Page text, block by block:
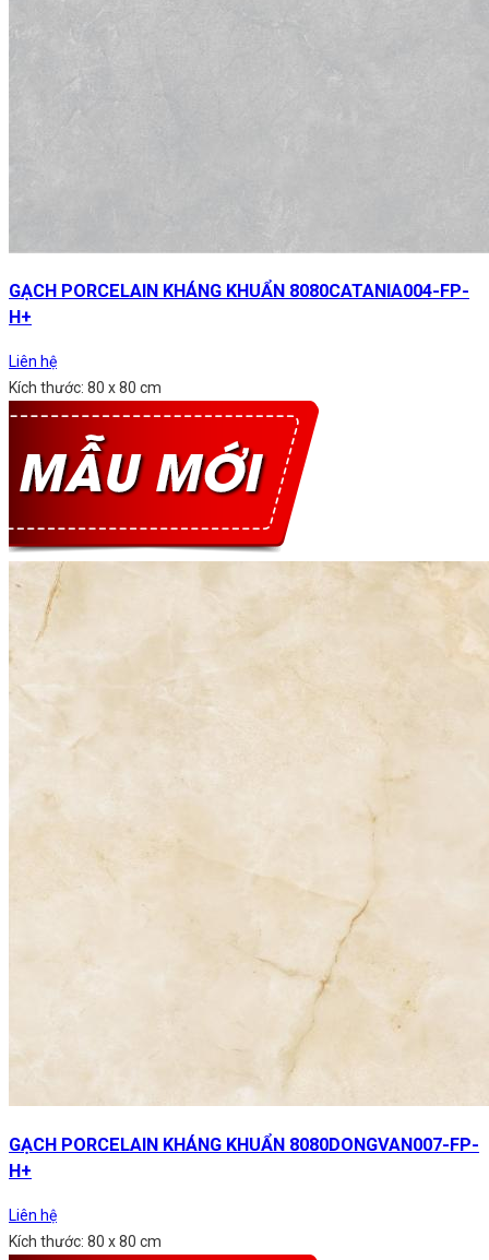
GẠCH PORCELAIN KHÁNG KHUẨN 8080CATANIA004-FP-
H+
Liên hệ
Kích thước: 80 x 80 cm
GẠCH PORCELAIN KHÁNG KHUẨN 8080DONGVAN007-FP-
H+
Liên hệ
Kích thước: 80 x 80 cm